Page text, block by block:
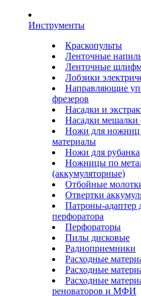
Инструменты
Краскопульты
Ленточные
Ленточные
Лобзики
Направляющие
фрезеров
Насадки и
Насадки мешалки
Ножи для ножниц
материалы
Ножи для рубанка
Ножницы по
(аккумуляторные)
Отбойные
Отвертки
Патроны-адаптер
перфоратора
Перфораторы
Пилы дисковые
Радиоприемники
Расходные
Расходные
Расходные
реноваторов и МФИ